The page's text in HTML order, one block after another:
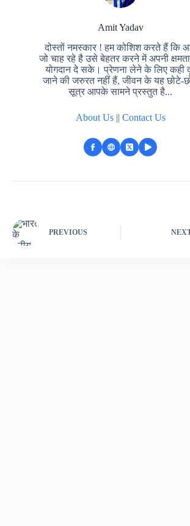
Amit Yadav
दोस्तों नमस्कार ! हम कोशिश करते हैं कि
जो चाह रहे है उसे बेहतर करने में अपनी
योगदान दे सके। प्रेणना लेने के लिए कही
जाने की जरुरत नहीं हैं, जीवन के यह छोटे-
सूत्र आपके सामने प्रस्तुत है...
About Us|| Contact Us
PREVIOUS